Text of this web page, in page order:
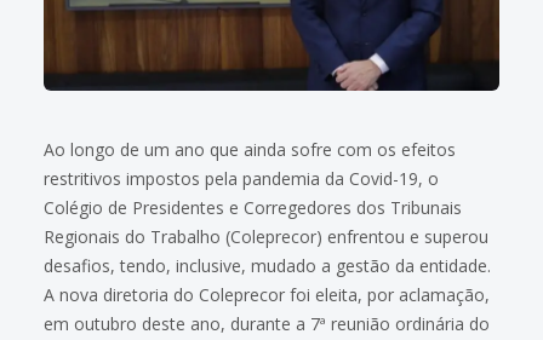
Ao longo de um ano que ainda sofre com os efeitos
restritivos impostos pela pandemia da Covid-19, o
Colégio de Presidentes e Corregedores dos Tribunais
Regionais do Trabalho (Coleprecor) enfrentou e superou
desafios, tendo, inclusive, mudado a gestão da entidade.
A nova diretoria do Coleprecor foi eleita, por aclamação,
em outubro deste ano, durante a 7ª reunião ordinária do